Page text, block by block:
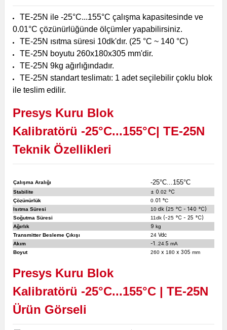
TE-25N ile-25°C...155°C çalışma kapasitesinde ve
0.01°C çözünürlüğünde ölçümler yapabilirsiniz.
TE-25N ısıtma süresi 10dk'dır. (25 °C ~ 140 °C)
TE-25N boyutu 260x180x305 mm'dir.
TE-25N 9kg ağırlığındadır.
TE-25N standart teslimatı: 1 adet seçilebilir çoklu blok
ile teslim edilir.
Presys Kuru Blok
Kalibratörü -25°C...155°C| TE-25N
Teknik Özellikleri
Çalışma Aralığı -25°C...155°C
Stabilite ± 0. 02 °C
Çözünürlük 0 .01 °C
Isıtma Süresi
10 dk (25 °C - 140 °C)
Soğutma Süresi 11dk (-25 °C - 25 °C)
Ağırlık 9 kg
Transmitter Besleme Çıkışı
24 Vdc
Akım -1.. 24 .5 mA
Boyut
260 x 180 x 305 mm
Presys Kuru Blok
Kalibratörü -25°C...155°C | TE-25N
Ürün Görseli